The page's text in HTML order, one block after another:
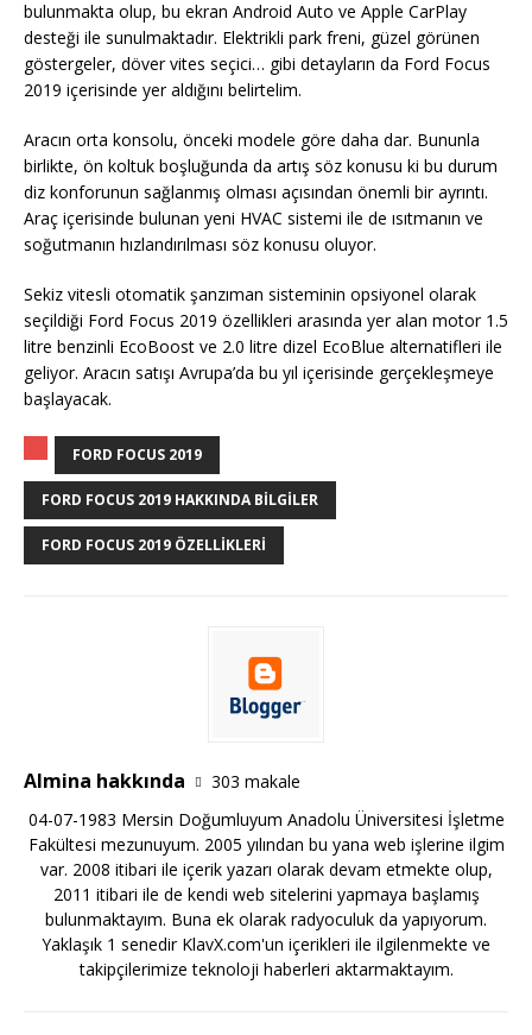
bulunmakta olup, bu ekran Android Auto ve Apple CarPlay
desteği ile sunulmaktadır. Elektrikli park freni, güzel görünen
göstergeler, döver vites seçici… gibi detayların da Ford Focus
2019 içerisinde yer aldığını belirtelim.
Aracın orta konsolu, önceki modele göre daha dar. Bununla
birlikte, ön koltuk boşluğunda da artış söz konusu ki bu durum
diz konforunun sağlanmış olması açısından önemli bir ayrıntı.
Araç içerisinde bulunan yeni HVAC sistemi ile de ısıtmanın ve
soğutmanın hızlandırılması söz konusu oluyor.
Sekiz vitesli otomatik şanzıman sisteminin opsiyonel olarak
seçildiği Ford Focus 2019 özellikleri arasında yer alan motor 1.5
litre benzinli EcoBoost ve 2.0 litre dizel EcoBlue alternatifleri ile
geliyor. Aracın satışı Avrupa’da bu yıl içerisinde gerçekleşmeye
başlayacak.
FORD FOCUS 2019
FORD FOCUS 2019 HAKKINDA BILGILER
FORD FOCUS 2019 ÖZELLIKLERI
Almina hakkında
303 makale
04-07-1983 Mersin Doğumluyum Anadolu Üniversitesi İşletme
Fakültesi mezunuyum. 2005 yılından bu yana web işlerine ilgim
var. 2008 itibari ile içerik yazarı olarak devam etmekte olup,
2011 itibari ile de kendi web sitelerini yapmaya başlamış
bulunmaktayım. Buna ek olarak radyoculuk da yapıyorum.
Yaklaşık 1 senedir KlavX.com'un içerikleri ile ilgilenmekte ve
takipçilerimize teknoloji haberleri aktarmaktayım.